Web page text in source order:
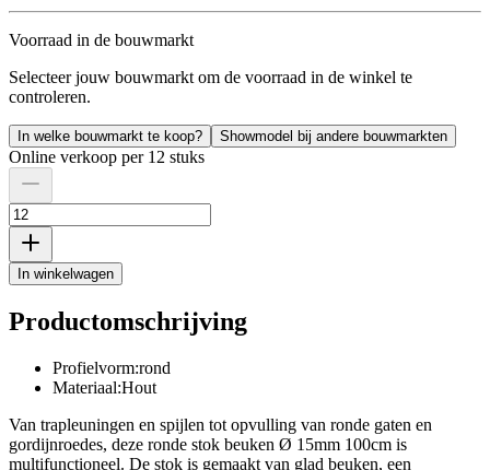
Voorraad in de bouwmarkt
Selecteer jouw bouwmarkt om de voorraad in de winkel te
controleren.
In welke bouwmarkt te koop? Showmodel bij andere bouwmarkten
Online verkoop per 12 stuks
In winkelwagen
Productomschrijving
Profielvorm:rond
Materiaal:Hout
Van trapleuningen en spijlen tot opvulling van ronde gaten en
gordijnroedes, deze ronde stok beuken Ø 15mm 100cm is
multifunctioneel. De stok is gemaakt van glad beuken, een